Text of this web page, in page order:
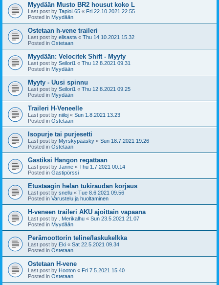
Myydään Musto BR2 housut koko L
Last post by TapioL65 « Fri 22.10.2021 22.55
Posted in Myydään
Ostetaan h-vene traileri
Last post by elisasta « Thu 14.10.2021 15.32
Posted in Ostetaan
Myydään: Velocitek Shift - Myyty
Last post by Seilori1 « Thu 12.8.2021 09.31
Posted in Myydään
Myyty - Uusi spinnu
Last post by Seilori1 « Thu 12.8.2021 09.25
Posted in Myydään
Traileri H-Veneelle
Last post by niiloj « Sun 1.8.2021 13.23
Posted in Ostetaan
Isopurje tai purjesetti
Last post by Myrskypääsky « Sun 18.7.2021 19.26
Posted in Ostetaan
Gastiksi Hangon regattaan
Last post by Janne « Thu 1.7.2021 00.14
Posted in Gastipörssi
Etustaagin helan tukiraudan korjaus
Last post by snellu « Tue 8.6.2021 09.56
Posted in Varustelu ja huoltaminen
H-veneen traileri AKU ajoittain vapaana
Last post by . Merikalhu « Sun 23.5.2021 21.07
Posted in Myydään
Perämoottorin teline/laskukelkka
Last post by Eki « Sat 22.5.2021 09.34
Posted in Ostetaan
Ostetaan H-vene
Last post by Hooton « Fri 7.5.2021 15.40
Posted in Ostetaan